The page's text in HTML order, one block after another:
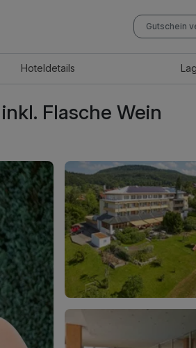
Gutschein
Hoteldetails
Flasche Wein